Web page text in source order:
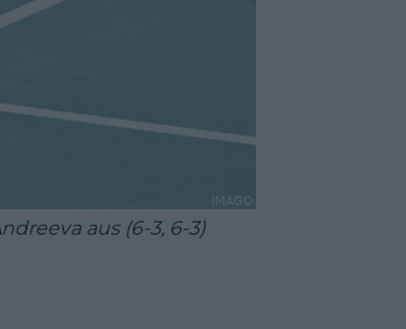
aus (6-3, 6-3)